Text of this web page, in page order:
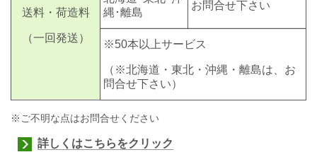
送料・荷造料
（一回発送）
縄･離島
お問合せ下さい
※50本以上サービス
（※北海道・東北・沖縄・離島は、お
問合せ下さい）
※ご不明な点はお問合せください
詳しくはこちらをクリック